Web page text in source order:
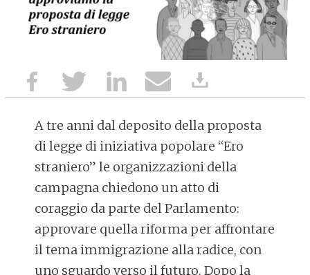
A tre anni dal deposito della proposta
di legge di iniziativa popolare “Ero
straniero” le organizzazioni della
campagna chiedono un atto di
coraggio da parte del Parlamento:
approvare quella riforma per affrontare
il tema immigrazione alla radice, con
uno sguardo verso il futuro. Dopo la